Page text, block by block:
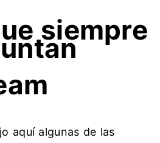
siempre
aquí algunas de las